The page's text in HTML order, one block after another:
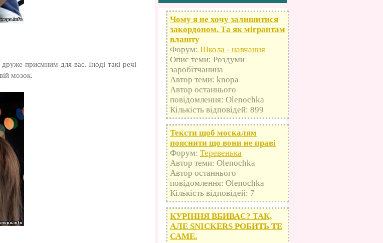
приємним для вас. Іноді такі речі
мозок.
Чому я не хочу залишитися
закордоном. Та як мігрантам
влашту
Форум: Школа - навчання
Опис теми: Роздуми
заробітчанина
Автор теми: knopa
Автор останнього
повідомлення: Olenochka
Кількість відповідей: 899
Тексти щоб москалям
пояснити що вони не праві
Форум: Теревенька
Автор теми: Olenochka
Автор останнього
повідомлення: Olenochka
Кількість відповідей: 7
КУРІННЯ ВБИВАЄ? ТАК,
АЛЕ SNICKERS РОБИТЬ ТЕ
САМЕ.